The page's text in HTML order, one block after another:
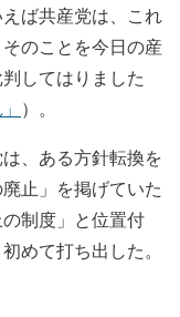
ば共産党は、これ
のことを今日の産
してはりました
）。
、ある方針転換を
止」を掲げていた
制度」と位置付
めて打ち出した。